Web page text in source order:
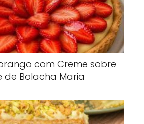
com Creme sobre
de Bolacha Maria